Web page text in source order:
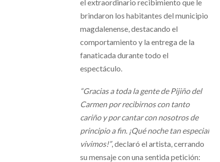
el extraordinario recibimiento que le
brindaron los habitantes del municipio
magdalenense, destacando el
comportamiento y la entrega de la
fanaticada durante todo el
espectáculo.
“Gracias a toda la gente de Pijiño del
Carmen por recibirnos con tanto
cariño y por cantar con nosotros de
principio a fin. ¡Qué noche tan especial
vivimos!”, declaró el artista, cerrando
su mensaje con una sentida petición: